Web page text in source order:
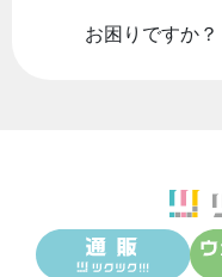
お困りですか？